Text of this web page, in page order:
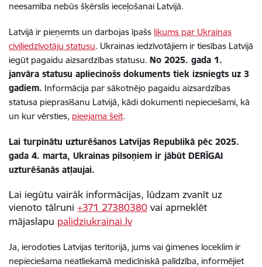
neesamība nebūs šķērslis ieceļošanai Latvijā.
Latvijā ir pieņemts un darbojas īpašs likums par Ukrainas
civiliedzīvotāju statusu. Ukrainas iedzīvotājiem ir tiesības Latvijā
iegūt pagaidu aizsardzības statusu. No 2025. gada 1.
janvāra statusu apliecinošs dokuments tiek izsniegts uz 3
gadiem. Informācija par sākotnējo pagaidu aizsardzības
statusa pieprasīšanu Latvijā, kādi dokumenti nepieciešami, kā
un kur vērsties, pieejama šeit.
Lai turpinātu uzturēšanos Latvijas Republikā pēc 2025.
gada 4. marta, Ukrainas pilsoņiem ir jābūt DERĪGAI
uzturēšanās atļaujai.
Lai iegūtu vairāk informācijas, lūdzam zvanīt uz
vienoto tālruni +371 27380380 vai apmeklēt
mājaslapu palidziukrainai.lv
Ja, ierodoties Latvijas teritorijā, jums vai ģimenes loceklim ir
nepieciešama neatliekamā medicīniskā palīdzība, informējiet